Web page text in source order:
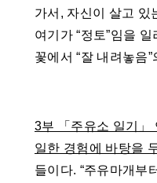
가서, 자신이 살고 있
여기가 “정토”임을
꽃에서 “잘 내려놓음”
3부 「주유소 일기」
일한 경험에 바탕을
들이다. “주유마개부